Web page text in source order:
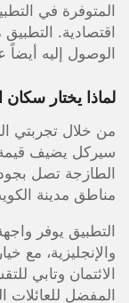
المتوفرة في
الوصول إليه أيضاً
لماذا يختار سكان
من خلال تجربتي
سيركل يضيف قيمة
الطازجة تصل
مناطق مدينة
التطبيق يوفر
الائتمان وتابي
المفضل للعائلات